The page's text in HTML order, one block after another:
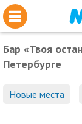
Бар «Твоя
Петербурге
Новые места